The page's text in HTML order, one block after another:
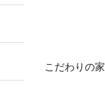
こだわりの